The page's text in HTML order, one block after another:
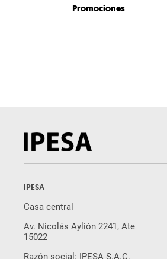
Trituradora de Mandíbula Móvil
árboles
Compactador de Laboratorio
Promociones
IPESA
Casa central
Av. Nicolás Aylión 2241, Ate
15022
Razón social: IPESA S.A.C.